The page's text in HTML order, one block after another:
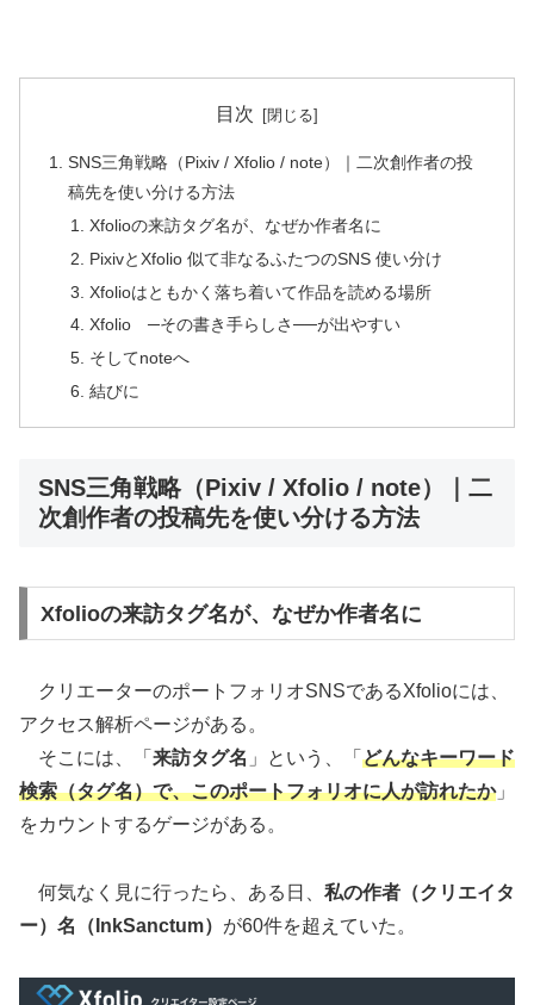
目次
SNS三角戦略（Pixiv / Xfolio / note）｜二次創作者の投
稿先を使い分ける方法
Xfolioの来訪タグ名が、なぜか作者名に
PixivとXfolio 似て非なるふたつのSNS 使い分け
Xfolioはともかく落ち着いて作品を読める場所
Xfolio ─その書き手らしさ──が出やすい
そしてnoteへ
結びに
SNS三角戦略（Pixiv / Xfolio / note）｜二
次創作者の投稿先を使い分ける方法
Xfolioの来訪タグ名が、なぜか作者名に
クリエーターのポートフォリオSNSであるXfolioには、
アクセス解析ページがある。
そこには、「 来訪タグ名 」という、「 どんなキーワード
検索（タグ名）で、このポートフォリオに人が訪れたか」
をカウントするゲージがある。
何気なく見に行ったら、ある日、 私の作者（クリエイタ
ー）名（InkSanctum） が60件を超えていた。